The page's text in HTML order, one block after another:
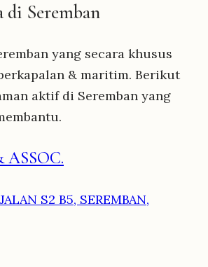
di Seremban
yang secara khusus
& maritim. Berikut
aktif di Seremban yang
ASSOC.
S2 B5, SEREMBAN,